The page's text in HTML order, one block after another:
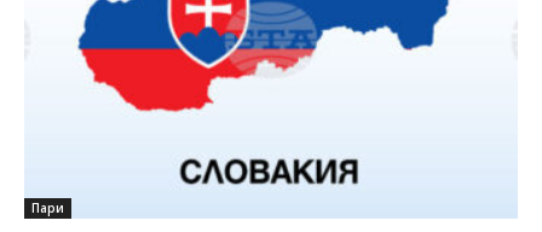
Пари